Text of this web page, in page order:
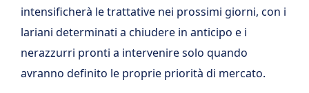
intensificherà le trattative nei prossimi giorni, con i
lariani determinati a chiudere in anticipo e i
nerazzurri pronti a intervenire solo quando
avranno definito le proprie priorità di mercato.